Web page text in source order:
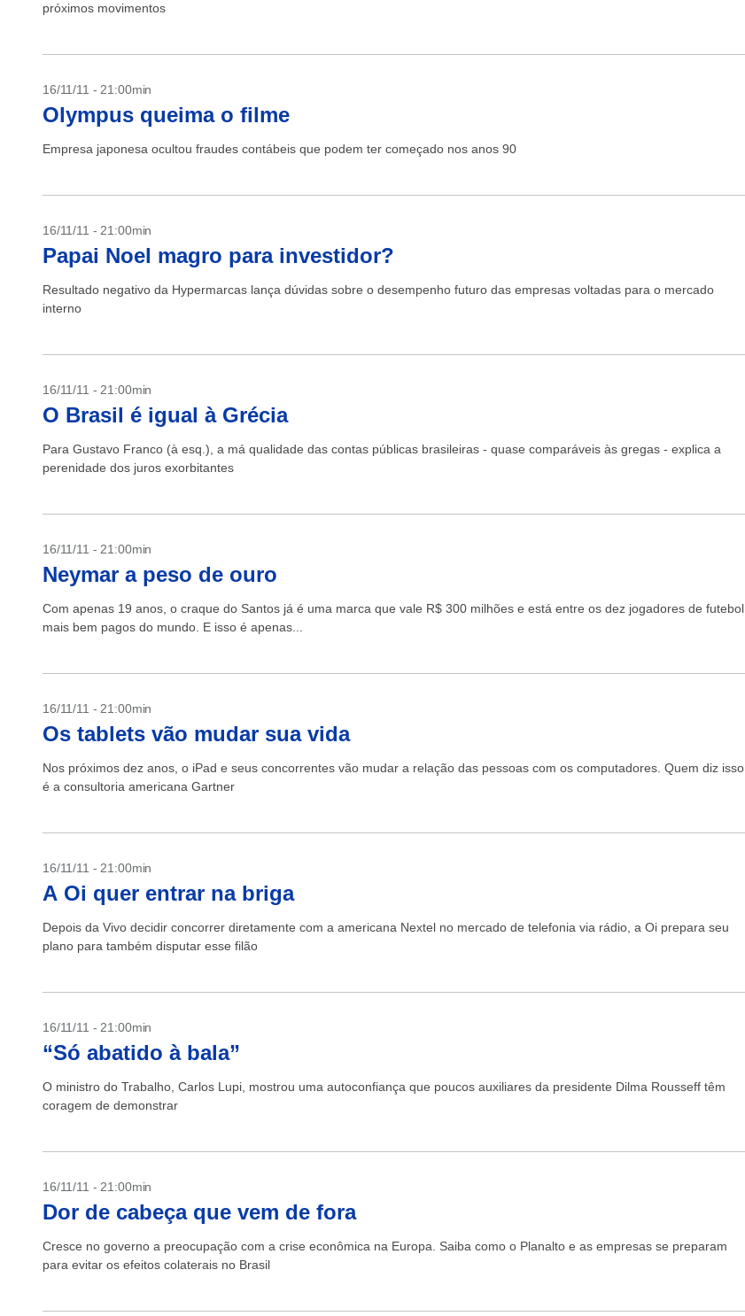
próximos movimentos
16/11/11 - 21:00min
Olympus queima o filme
Empresa japonesa ocultou fraudes contábeis que podem ter começado nos anos 90
16/11/11 - 21:00min
Papai Noel magro para investidor?
Resultado negativo da Hypermarcas lança dúvidas sobre o desempenho futuro das empresas voltadas para o mercado
interno
16/11/11 - 21:00min
O Brasil é igual à Grécia
Para Gustavo Franco (à esq.), a má qualidade das contas públicas brasileiras - quase comparáveis às gregas - explica a
perenidade dos juros exorbitantes
16/11/11 - 21:00min
Neymar a peso de ouro
Com apenas 19 anos, o craque do Santos já é uma marca que vale R$ 300 milhões e está entre os dez jogadores de futebol
mais bem pagos do mundo. E isso é apenas...
16/11/11 - 21:00min
Os tablets vão mudar sua vida
Nos próximos dez anos, o iPad e seus concorrentes vão mudar a relação das pessoas com os computadores. Quem diz isso
é a consultoria americana Gartner
16/11/11 - 21:00min
A Oi quer entrar na briga
Depois da Vivo decidir concorrer diretamente com a americana Nextel no mercado de telefonia via rádio, a Oi prepara seu
plano para também disputar esse filão
16/11/11 - 21:00min
“Só abatido à bala”
O ministro do Trabalho, Carlos Lupi, mostrou uma autoconfiança que poucos auxiliares da presidente Dilma Rousseff têm
coragem de demonstrar
16/11/11 - 21:00min
Dor de cabeça que vem de fora
Cresce no governo a preocupação com a crise econômica na Europa. Saiba como o Planalto e as empresas se preparam
para evitar os efeitos colaterais no Brasil